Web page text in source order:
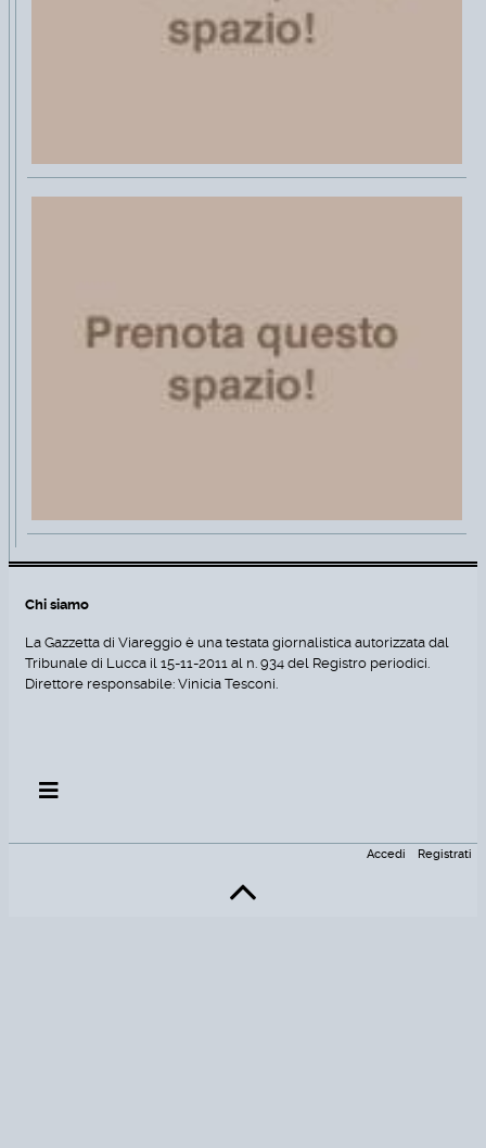
Chi siamo
La Gazzetta di Viareggio è una testata giornalistica autorizzata dal
Tribunale di Lucca il 15-11-2011 al n. 934 del Registro periodici.
Direttore responsabile: Vinicia Tesconi.
Accedi Registrati